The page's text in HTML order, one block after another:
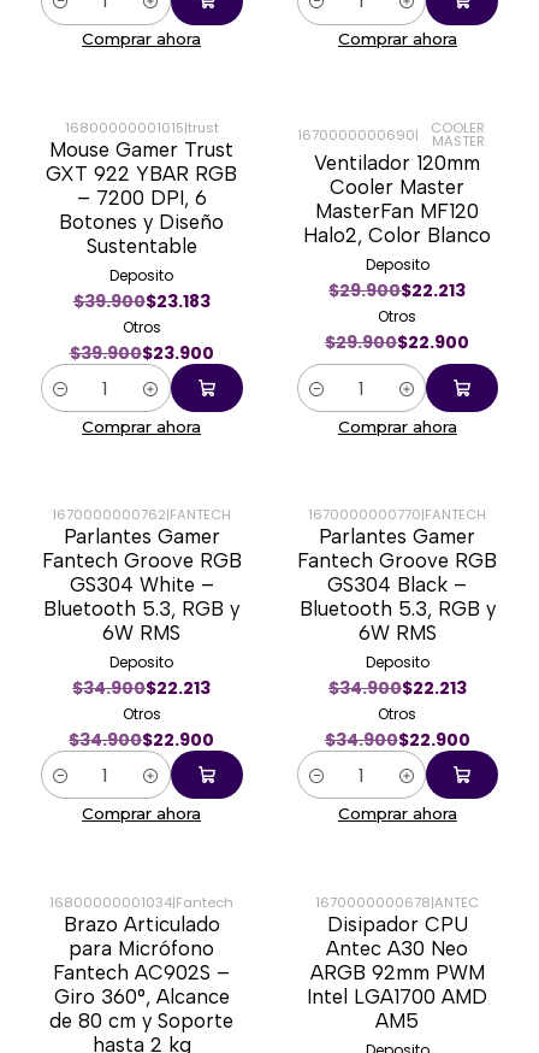
Cantidad
Comprar ahora
Cantidad
Comprar ahora
-40%
16800000001015|trust
Mouse Gamer Trust
GXT 922 YBAR RGB
– 7200 DPI, 6
Botones y Diseño
Sustentable
Deposito
$39.900$23.183
Otros
$39.900$23.900
Cantidad
Comprar ahora
-23%
1670000000690| COOLER
MASTER
Ventilador 120mm
Cooler Master
MasterFan MF120
Halo2, Color Blanco
Deposito
$29.900$22.213
Otros
$29.900$22.900
Cantidad
Comprar ahora
-34%
1670000000762|FANTECH
Parlantes Gamer
Fantech Groove RGB
GS304 White –
Bluetooth 5.3, RGB y
6W RMS
Deposito
$34.900$22.213
Otros
$34.900$22.900
Cantidad
Comprar ahora
-34%
1670000000770|FANTECH
Parlantes Gamer
Fantech Groove RGB
GS304 Black –
Bluetooth 5.3, RGB y
6W RMS
Deposito
$34.900$22.213
Otros
$34.900$22.900
Cantidad
Comprar ahora
-34%
16800000001034|Fantech
Brazo Articulado
para Micrófono
Fantech AC902S –
Giro 360°, Alcance
de 80 cm y Soporte
hasta 2 kg
-45%
1670000000678|ANTEC
Disipador CPU
Antec A30 Neo
ARGB 92mm PWM
Intel LGA1700 AMD
AM5